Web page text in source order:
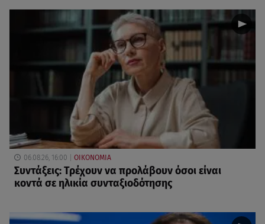
06.08.26, 16:00 ΟΙΚΟΝΟΜΙΑ
Συντάξεις: Τρέχουν να προλάβουν όσοι είναι
κοντά σε ηλικία συνταξιοδότησης